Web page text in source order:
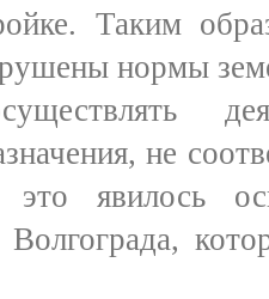
Таким
нормы
не
явилось
Волгограда,